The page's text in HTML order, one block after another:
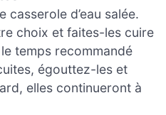
casserole d’eau salée.
choix et faites-les cuire
temps recommandé
égouttez-les et
elles continueront à